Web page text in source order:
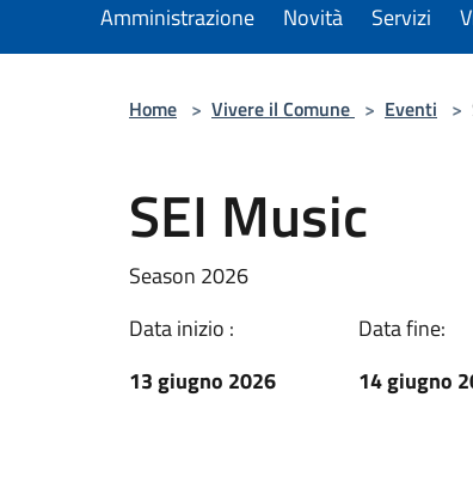
Amministrazione Novità Servizi
Home > Vivere il Comune > Eventi >
SEI Music
Season 2026
Data inizio :
13 giugno 2026
Data fine:
14 giugno